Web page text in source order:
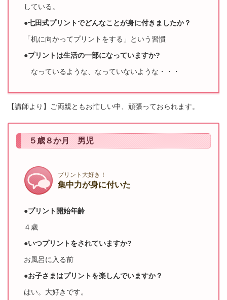
している。
●七田式プリントでどんなことが身に付きましたか？
「机に向かってプリントをする」という習慣
●プリントは生活の一部になっていますか?
なっているような、なっていないような・・・
【講師より】ご両親ともお忙しい中、頑張っておられます。
５歳８か月 男児
プリント大好き！
集中力が身に付いた
●プリント開始年齢
４歳
●いつプリントをされていますか?
お風呂に入る前
●お子さまはプリントを楽しんでいますか？
はい。大好きです。